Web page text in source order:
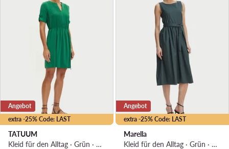
extra -25% Code: LAST
Angebot
TATUUM
Kleid für den Alltag · Grün · Mini
extra -25% Code: LAST
Angebot
Marella
Kleid für den Alltag · Grün · Midi